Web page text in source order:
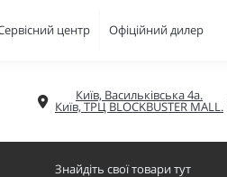
центр Офіційний дилер
Київ, Васильківська 4а.
Київ, ТРЦ BLOCKBUSTER MALL.